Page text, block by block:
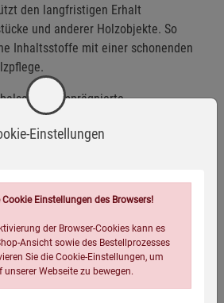
den langfristigen Erhalt
und anderer Holzobjekte. So
Inhaltsstoffe mit einer schonenden
für imprägnierte
und naturreinen ätherischen Ölen
und Musikinstrumente
ranzig werden
Einstellungen
Einstellungen des Browsers!
der Browser-Cookies kann es
Ansicht sowie des Bestellprozesses
Sie die Cookie-Einstellungen, um
Webseite zu bewegen.